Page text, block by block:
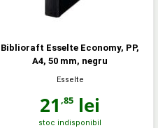
Biblioraft Esselte Economy, PP,
A4, 50 mm, negru
Esselte
21 ,85 lei
stoc indisponibil